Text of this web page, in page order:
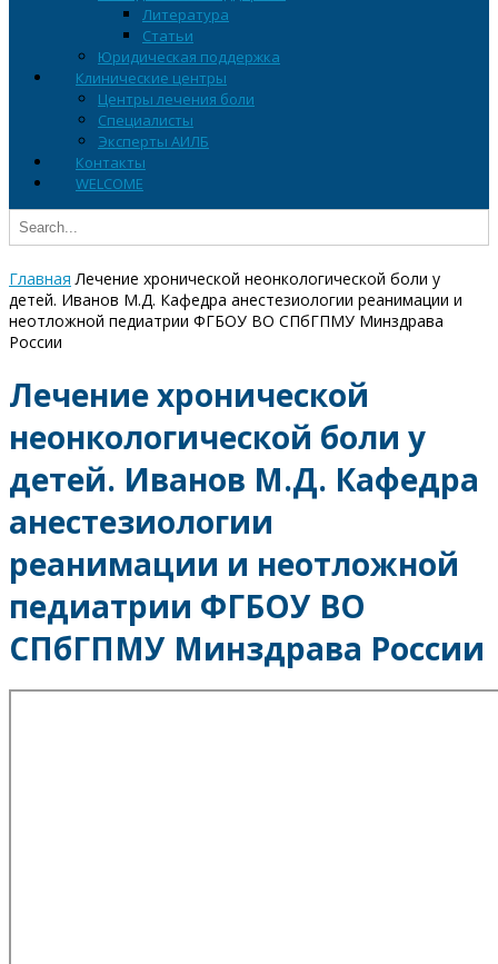
Литература
Статьи
Юридическая поддержка
Клинические центры
Центры лечения боли
Специалисты
Эксперты АИЛБ
Контакты
WELCOME
Главная Лечение хронической неонкологической боли у
детей. Иванов М.Д. Кафедра анестезиологии реанимации и
неотложной педиатрии ФГБОУ ВО СПбГПМУ Минздрава
России
Лечение хронической
неонкологической боли у
детей. Иванов М.Д. Кафедра
анестезиологии
реанимации и неотложной
педиатрии ФГБОУ ВО
СПбГПМУ Минздрава России